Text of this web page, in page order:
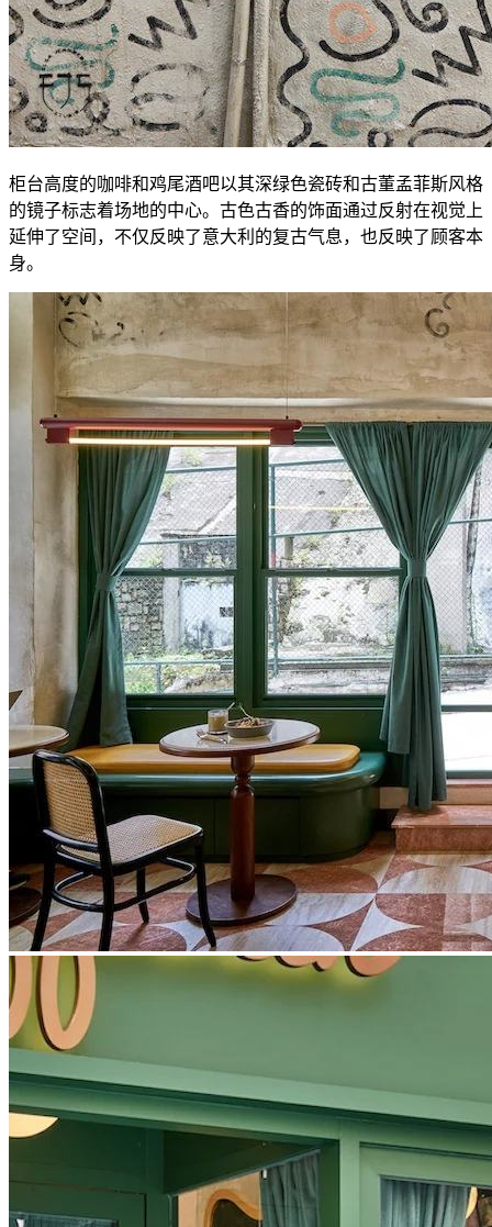
柜台高度的咖啡和鸡尾酒吧以其深绿色瓷砖和古董孟菲斯风格
的镜子标志着场地的中心。古色古香的饰面通过反射在视觉上
延伸了空间，不仅反映了意大利的复古气息，也反映了顾客本
身。